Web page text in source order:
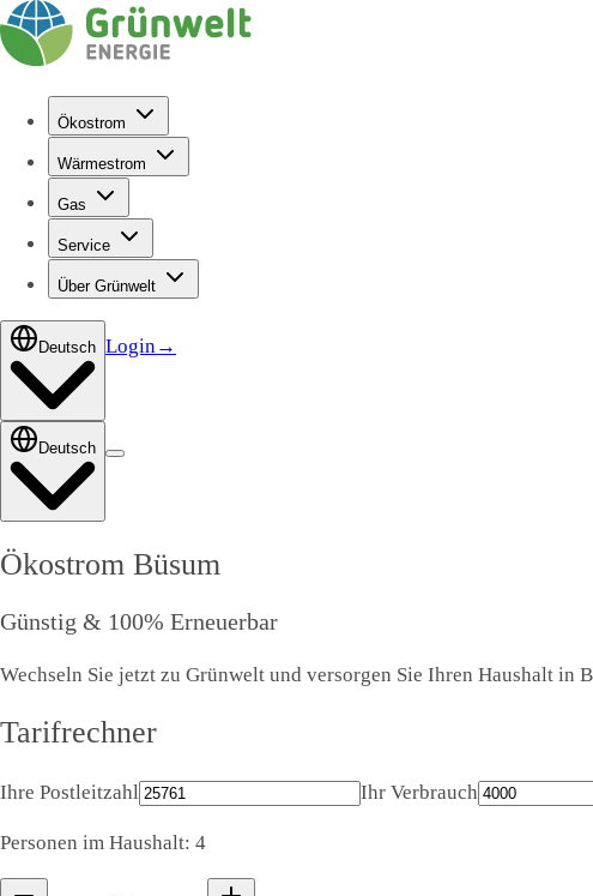
Ökostrom
Wärmestrom
Gas
Service
Über Grünwelt
Deutsch Login→
Deutsch
Ökostrom Büsum
Günstig & 100% Erneuerbar
Wechseln Sie jetzt zu Grünwelt und versorgen Sie Ihren Haushalt in
Tarifrechner
Ihre Postleitzahl Ihr Verbrauch
Personen im Haushalt: 4